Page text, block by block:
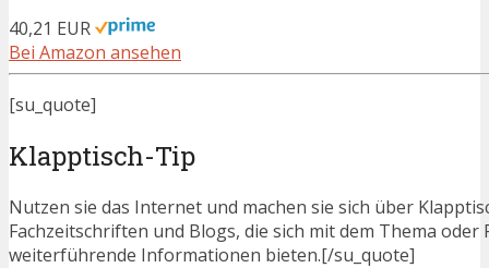
40,21 EUR
Bei Amazon ansehen
[su_quote]
Klapptisch-Tip
Nutzen sie das Internet und machen sie sich über
Fachzeitschriften und Blogs, die sich mit dem Thema
weiterführende Informationen bieten.[/su_quote]